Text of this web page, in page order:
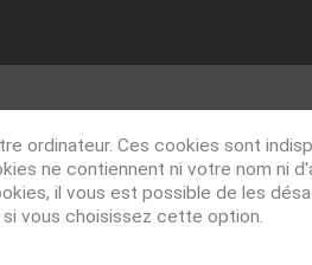
ordinateur. Ces cookies sont
ne contiennent ni votre nom ni
il vous est possible de les
vous choisissez cette option.